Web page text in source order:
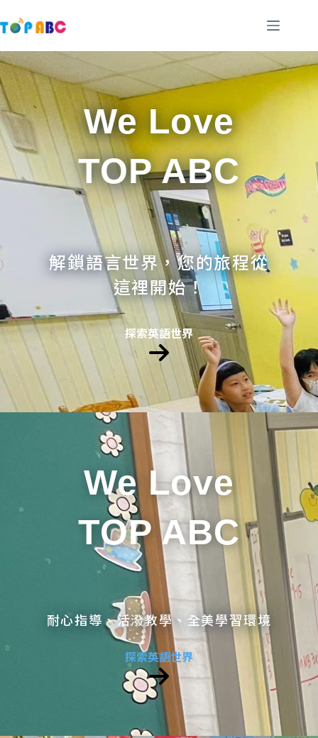
至
要
內
容
We Love
TOP ABC
解鎖語言世界，您的旅程從
這裡開始！
探索英語世界
We Love
TOP ABC
耐心指導、活潑教學、全美學習環境
探索英語世界